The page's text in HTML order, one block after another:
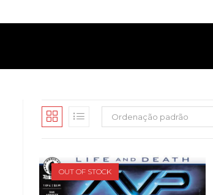
Ordenação padrão
OUT OF STOCK